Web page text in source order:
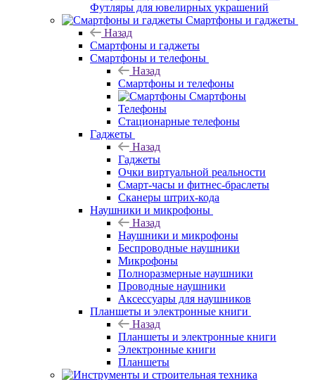
Футляры для ювелирных украшений
Смартфоны и гаджеты
Назад
Смартфоны и гаджеты
Смартфоны и телефоны
Назад
Смартфоны и телефоны
Смартфоны
Телефоны
Стационарные телефоны
Гаджеты
Назад
Гаджеты
Очки виртуальной реальности
Смарт-часы и фитнес-браслеты
Сканеры штрих-кода
Наушники и микрофоны
Назад
Наушники и микрофоны
Беспроводные наушники
Микрофоны
Полноразмерные наушники
Проводные наушники
Аксессуары для наушников
Планшеты и электронные книги
Назад
Планшеты и электронные книги
Электронные книги
Планшеты